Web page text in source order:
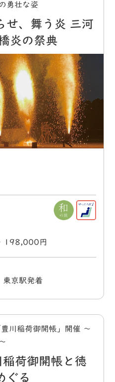
勇壮な姿
せ、舞う炎 三河
炎の祭典
198,000円
京駅発着
川稲荷御開帳」開催 ～
稲荷御開帳と徳
ぐる